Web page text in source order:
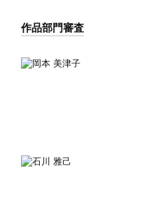
作品部門審査